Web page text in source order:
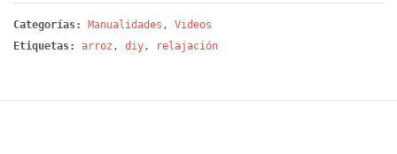
Categorías: Manualidades , Videos
Etiquetas:
arroz , diy , relajación